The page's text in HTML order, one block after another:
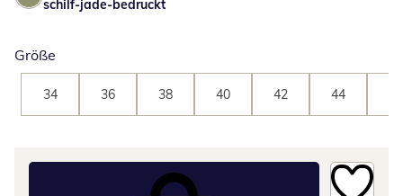
schilf-jade-bedruckt
Größe
34 36 38 40 42 44